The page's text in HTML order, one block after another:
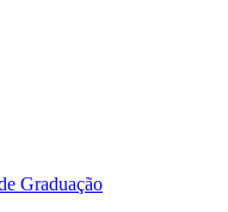
Graduação